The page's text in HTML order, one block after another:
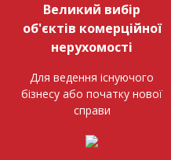
Великий вибір
об'єктів комерційної
нерухомості
Для ведення існуючого
бізнесу або початку нової
справи